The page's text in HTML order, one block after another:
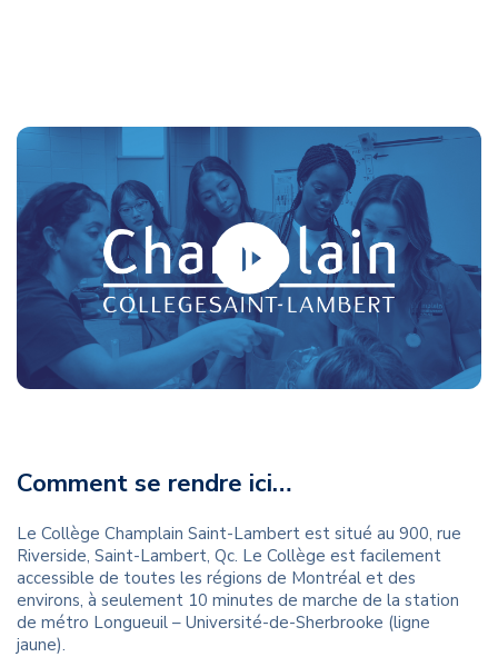
Comment se rendre ici…
Le Collège Champlain Saint-Lambert est situé au 900, rue
Riverside, Saint-Lambert, Qc. Le Collège est facilement
accessible de toutes les régions de Montréal et des
environs, à seulement 10 minutes de marche de la station
de métro Longueuil – Université-de-Sherbrooke (ligne
jaune).